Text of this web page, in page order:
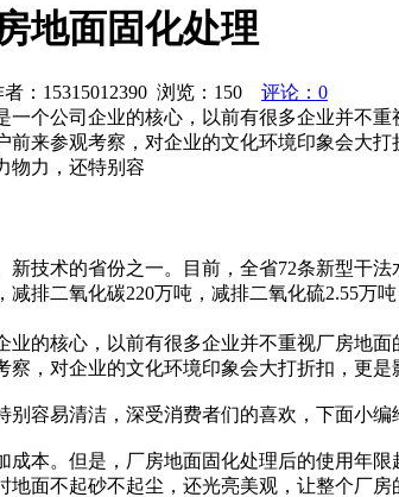
地面固化处理
：15315012390 浏览： 150
评论：0
个公司企业的核心，以前有很多企业并不
来参观考察，对企业的文化环境印象会大
物力，还特别容
技术的省份之一。目前，全省72条新型干
排二氧化碳220万吨，减排二氧化硫2.55
的核心，以前有很多企业并不重视厂房地
，对企业的文化环境印象会大打折扣，更
容易清洁，深受消费者们的喜欢，下面小编
成本。但是，厂房地面固化处理后的使用年
面不起砂不起尘，还光亮美观，让整个厂